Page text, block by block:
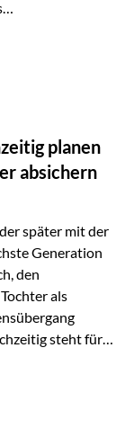
Familie vor: Die
aufgebaut. Ihr
eigenen
zukommen zu…
planen
absichern
später mit der
Generation
den
als
steht für
überlebende